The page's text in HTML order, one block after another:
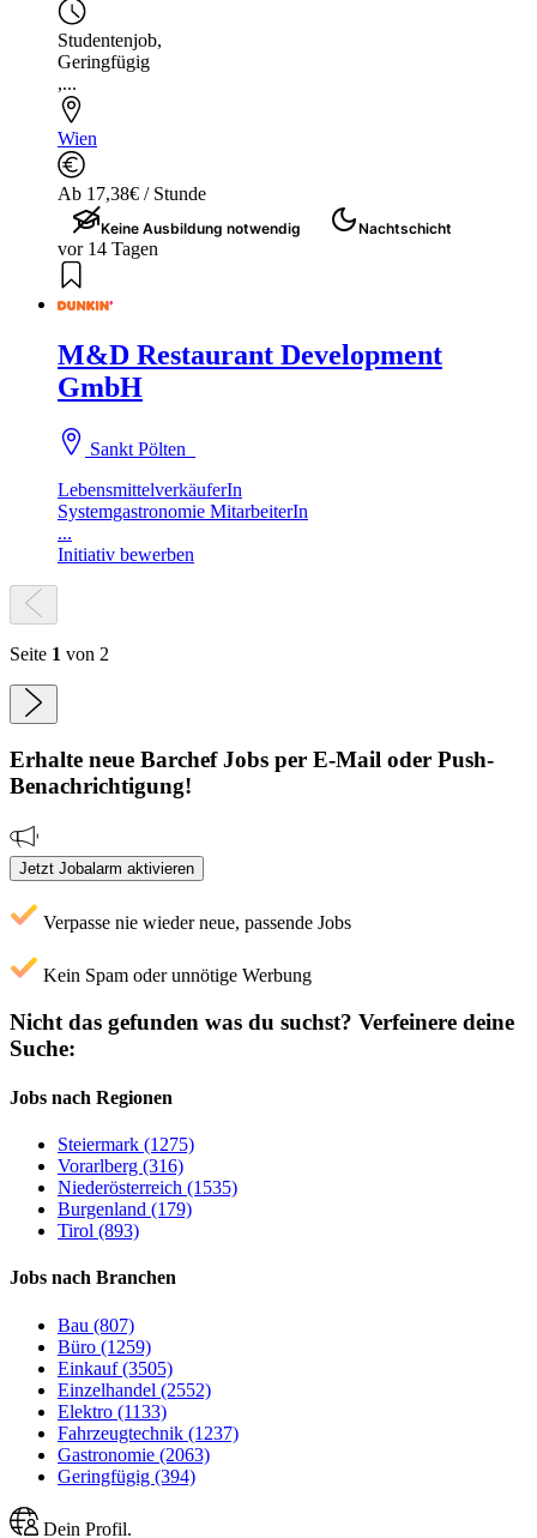
Studentenjob,
Geringfügig
,...
Wien
Ab 17,38€ / Stunde
Keine Ausbildung notwendig Nachtschicht
vor 14 Tagen
M&D Restaurant Development
GmbH
Sankt Pölten
LebensmittelverkäuferIn
Systemgastronomie MitarbeiterIn
...
Initiativ bewerben
Seite 1 von 2
Erhalte neue BarchefJobs per E-Mail oder Push-
Benachrichtigung!
Jetzt Jobalarm aktivieren
Verpasse nie wieder neue, passende Jobs
Kein Spam oder unnötige Werbung
Nicht das gefunden was du suchst? Verfeinere deine
Suche:
Jobs nach Regionen
Steiermark (1275)
Vorarlberg (316)
Niederösterreich (1535)
Burgenland (179)
Tirol (893)
Jobs nach Branchen
Bau (807)
Büro (1259)
Einkauf (3505)
Einzelhandel (2552)
Elektro (1133)
Fahrzeugtechnik (1237)
Gastronomie (2063)
Geringfügig (394)
Dein Profil.